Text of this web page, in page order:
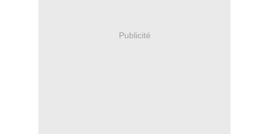
Publicité